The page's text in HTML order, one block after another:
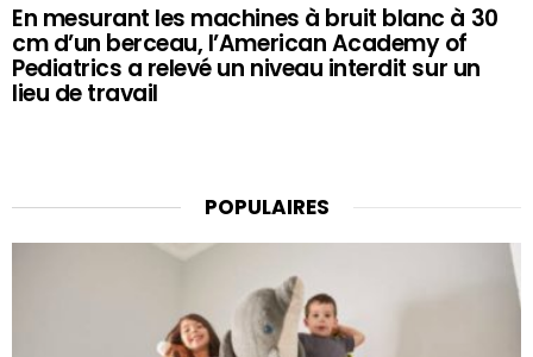
En mesurant les machines à bruit blanc à 30
cm d’un berceau, l’American Academy of
Pediatrics a relevé un niveau interdit sur un
lieu de travail
POPULAIRES